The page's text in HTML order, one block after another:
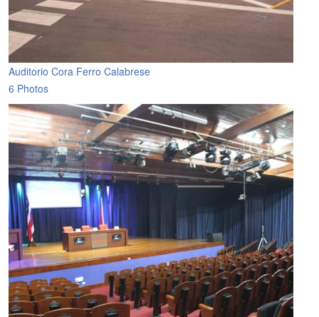
Auditorio Cora Ferro Calabrese
6 Photos